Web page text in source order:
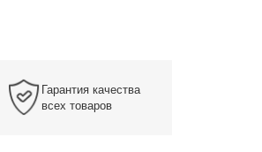
Гарантия качества
всех товаров